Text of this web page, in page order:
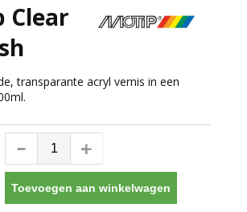
Clear
transparante acryl vernis in een
Toevoegen aan winkelwagen